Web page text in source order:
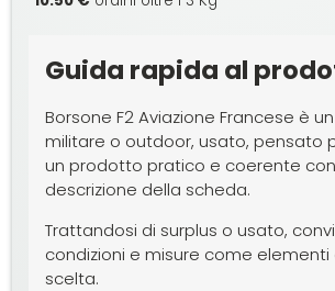
Guida rapida al
Borsone F2 Aviazione Francese è
militare o outdoor, usato, pensato
un prodotto pratico e coerente
descrizione della scheda.
Trattandosi di surplus o usato,
condizioni e misure come elementi
scelta.